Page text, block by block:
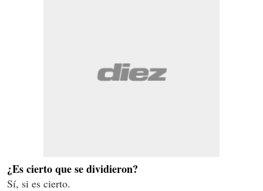
¿Es cierto que se dividieron?
Sí, si es cierto.